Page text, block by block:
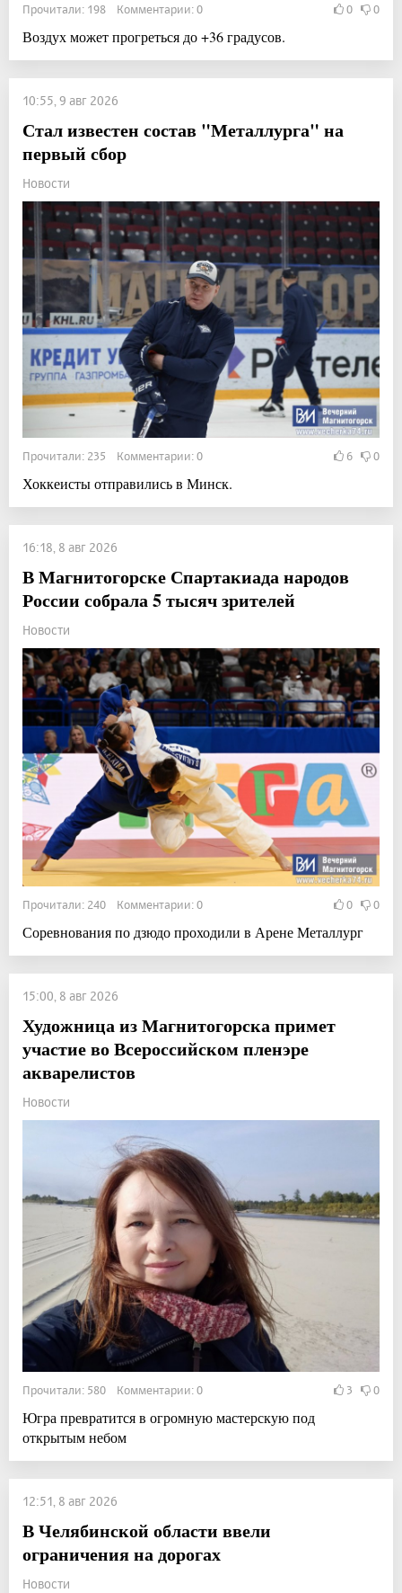
Прочитали: 198 Комментарии: 0 0 0
Воздух может прогреться до +36 градусов.
10:55, 9 авг 2026
Стал известен состав "Металлурга" на
первый сбор
Новости
Прочитали: 235 Комментарии: 0 6 0
Хоккеисты отправились в Минск.
16:18, 8 авг 2026
В Магнитогорске Спартакиада народов
России собрала 5 тысяч зрителей
Новости
Прочитали: 240 Комментарии: 0 0 0
Соревнования по дзюдо проходили в Арене Металлург
15:00, 8 авг 2026
Художница из Магнитогорска примет
участие во Всероссийском пленэре
акварелистов
Новости
Прочитали: 580 Комментарии: 0 3 0
Югра превратится в огромную мастерскую под
открытым небом
12:51, 8 авг 2026
В Челябинской области ввели
ограничения на дорогах
Новости